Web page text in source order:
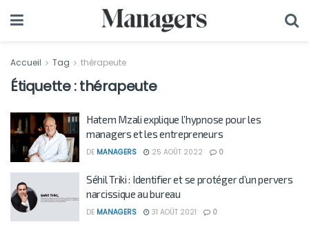
Accueil Tag thérapeute
Étiquette :thérapeute
Hatem Mzali explique l’hypnose pour les
managers et les entrepreneurs
DE MANAGERS 25 AOÛT 2022 0
Séhil Triki : Identifier et se protéger d’un pervers
narcissique au bureau
DE MANAGERS 31 AOÛT 2021 0